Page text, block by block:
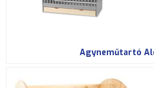
Ágyneműtartó